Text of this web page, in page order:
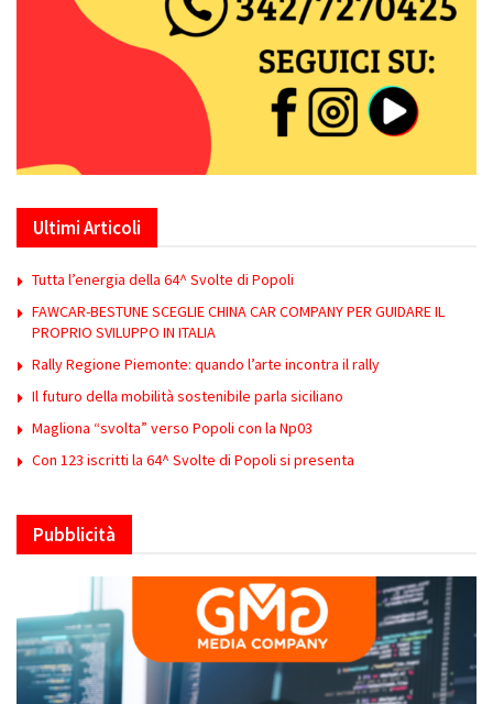
Ultimi Articoli
Tutta l’energia della 64^ Svolte di Popoli
FAWCAR-BESTUNE SCEGLIE CHINA CAR COMPANY PER GUIDARE IL
PROPRIO SVILUPPO IN ITALIA
Rally Regione Piemonte: quando l’arte incontra il rally
Il futuro della mobilità sostenibile parla siciliano
Magliona “svolta” verso Popoli con la Np03
Con 123 iscritti la 64^ Svolte di Popoli si presenta
Pubblicità